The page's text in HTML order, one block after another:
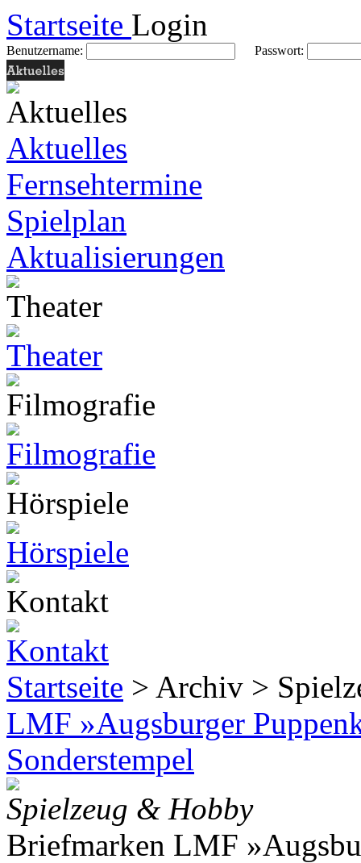
Startseite Login
Benutzername: Passwort:
Aktuelles
Fernsehtermine
Spielplan
Aktualisierungen
Startseite > Archiv >
LMF »Augsburger
Sonderstempel
Spielzeug & Hobby
Briefmarken LMF